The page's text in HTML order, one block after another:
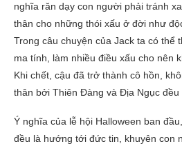
nghĩa răn dạy con người phải tránh
thân cho những thói xấu ở đời như
Trong câu chuyện của Jack ta có thể
ma tính, làm nhiều điều xấu cho nên
Khi chết, cậu đã trở thành cô hồn,
thân bởi Thiên Đàng và Địa Ngục đều
Ý nghĩa của lễ hội Halloween ban
đều là hướng tới đức tin, khuyên con